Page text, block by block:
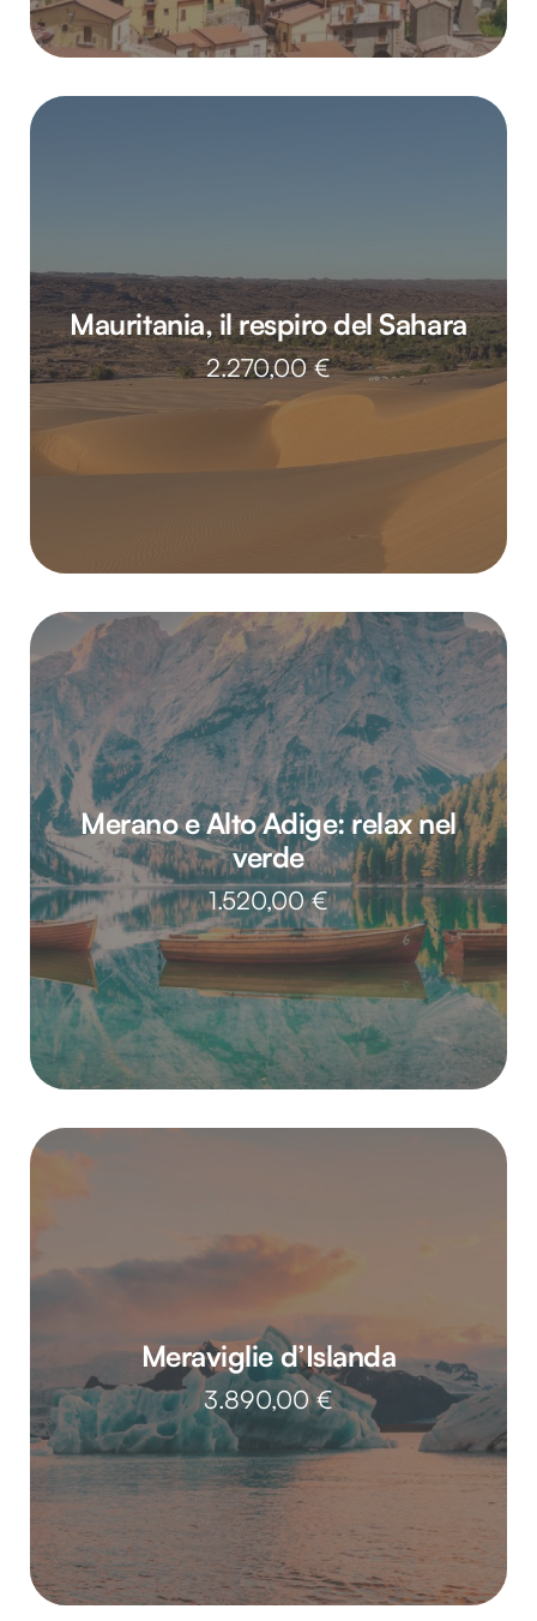
Mauritania, il respiro del Sahara
2.270,00€
Merano e Alto Adige: relax nel
verde
1.520,00€
Meraviglie d’Islanda
3.890,00€